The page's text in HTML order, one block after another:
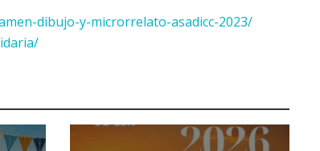
dibujo-y-microrrelato-asadicc-2023/